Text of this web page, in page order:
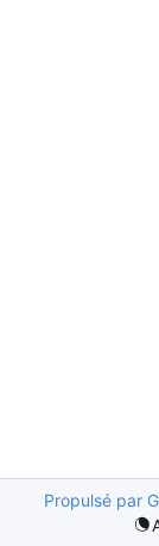
Propulsé par